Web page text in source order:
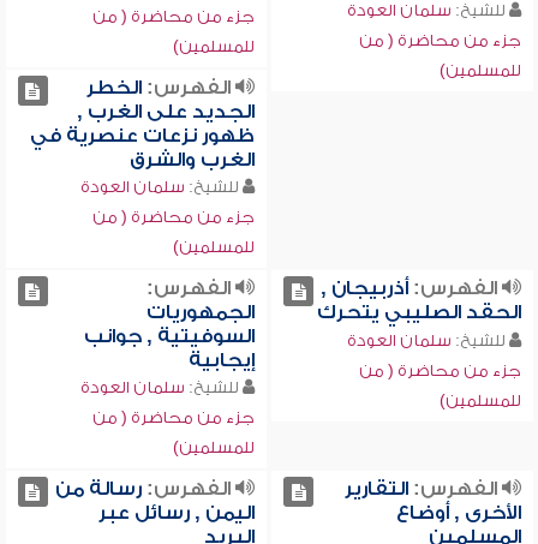
للشيخ: سلمان العودة
جزء من محاضرة ( من
للمسلمين)
جزء من محاضرة ( من
للمسلمين)
الفهرس:الخطر
الجديد على الغرب ,
ظهور نزعات عنصرية في
الغرب والشرق
للشيخ: سلمان العودة
جزء من محاضرة ( من
للمسلمين)
الفهرس:أذربيجان ,
الحقد الصليبي يتحرك
للشيخ: سلمان العودة
جزء من محاضرة ( من
للمسلمين)
الفهرس:
الجمهوريات
السوفيتية , جوانب
إيجابية
للشيخ: سلمان العودة
جزء من محاضرة ( من
للمسلمين)
الفهرس:التقارير
الأخرى , أوضاع
المسلمين
الفهرس:رسالة من
اليمن , رسائل عبر
البريد